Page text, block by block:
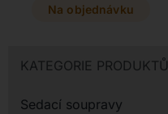
KATEGORIE PRODUKTŮ
Sedací soupravy
rozměrech 200 x 60 x 74
a provedení.
Na objednávku